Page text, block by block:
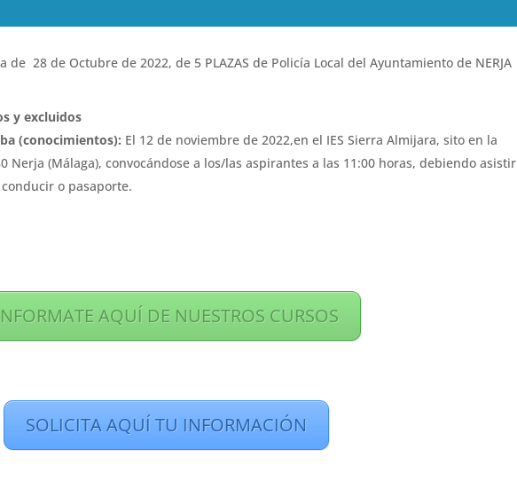
de 28 de Octubre de 2022, de 5 PLAZAS de Policía Local del Ayuntamiento de NERJA
y excluidos
(conocimientos): El 12 de noviembre de 2022,en el IES Sierra Almijara, sito en la
Nerja (Málaga), convocándose a los/las aspirantes a las 11:00 horas, debiendo asistir
o pasaporte.
AQUÍ DE NUESTROS CURSOS
SOLICITA AQUÍ TU INFORMACIÓN